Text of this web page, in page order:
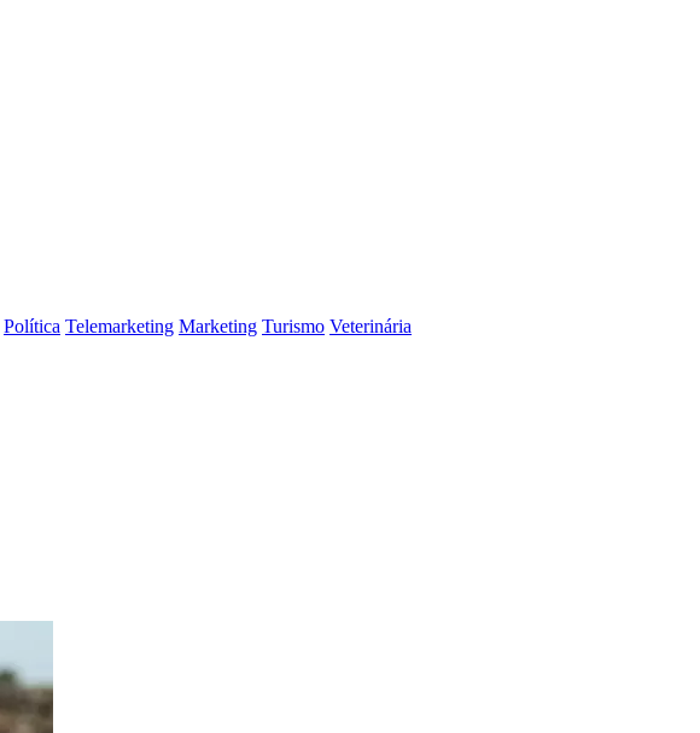
Política Telemarketing Marketing Turismo Veterinária